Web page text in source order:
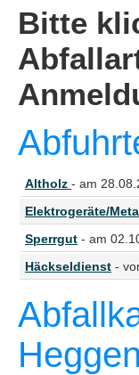
Bitte
Altholz - am
Elektrogeräte/
Sperrgut - am
Häckseldienst -